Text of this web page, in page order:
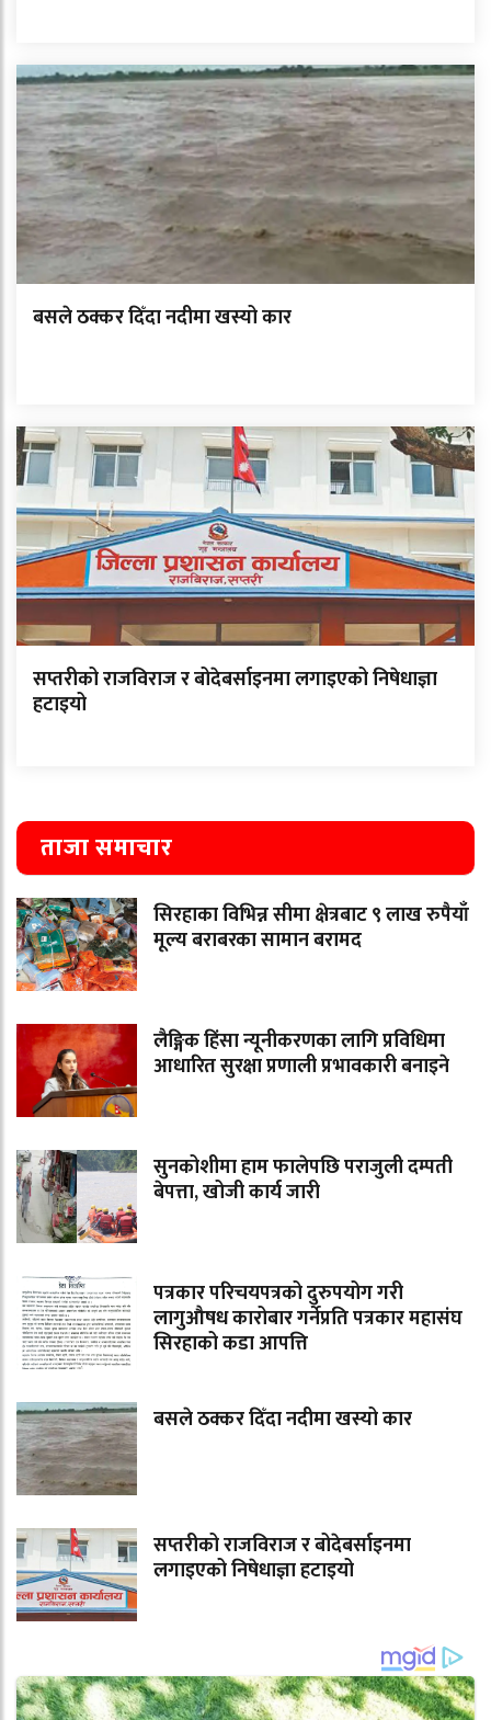
बसले ठक्कर दिँदा नदीमा खस्यो कार
सप्तरीको राजविराज र बोदेबर्साइनमा लगाइएको निषेधाज्ञा
हटाइयो
ताजा समाचार
सिरहाका विभिन्न सीमा क्षेत्रबाट ९ लाख रुपैयाँ
मूल्य बराबरका सामान बरामद
लैङ्गिक हिंसा न्यूनीकरणका लागि प्रविधिमा
आधारित सुरक्षा प्रणाली प्रभावकारी बनाइने
सुनकोशीमा हाम फालेपछि पराजुली दम्पती
बेपत्ता, खोजी कार्य जारी
पत्रकार परिचयपत्रको दुरुपयोग गरी
लागुऔषध कारोबार गर्नेप्रति पत्रकार महासंघ
सिरहाको कडा आपत्ति
बसले ठक्कर दिँदा नदीमा खस्यो कार
सप्तरीको राजविराज र बोदेबर्साइनमा
लगाइएको निषेधाज्ञा हटाइयो